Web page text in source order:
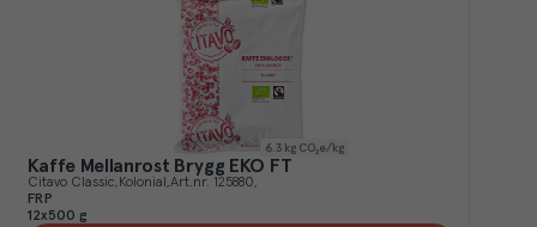
6.3 kg CO₂e/kg
Kaffe Mellanrost Brygg EKO FT
Citavo Classic Kolonial Art.nr. 125880
FRP
12x500 g